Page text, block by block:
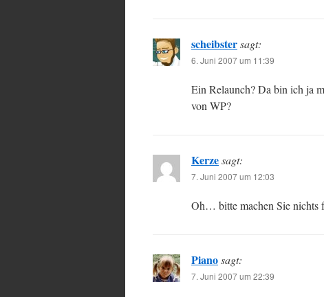
scheibstersagt:
6. Juni 2007 um 11:39
Ein Relaunch? Da bin ich ja
von WP?
Kerzesagt:
7. Juni 2007 um 12:03
Oh… bitte machen Sie nichts
Pianosagt:
7. Juni 2007 um 22:39